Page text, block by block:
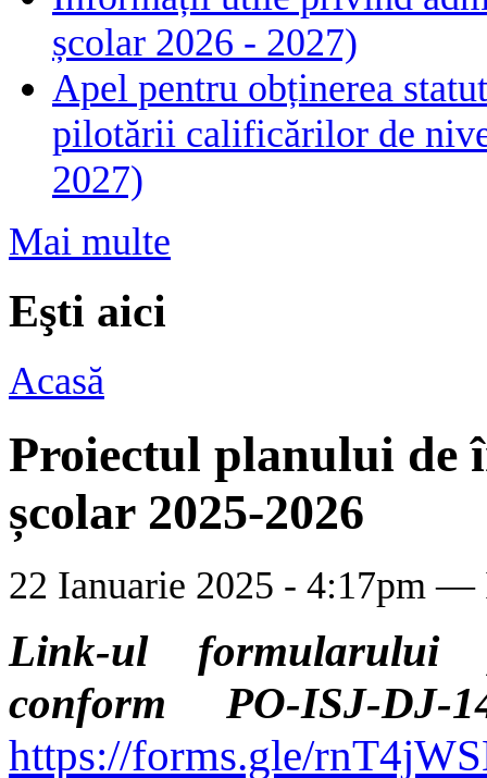
școlar 2026 - 2027)
Apel pentru obținerea
pilotării calificărilor de
2027)
Mai multe
Eşti aici
Acasă
Proiectul planului de
școlar 2025-2026
22 Ianuarie 2025 - 4:17pm —
Link-ul formularului
conform PO-ISJ-
https://forms.gle/